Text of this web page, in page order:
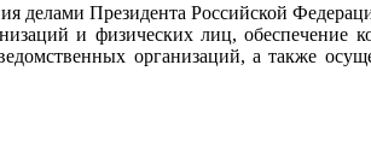
делами Президента Российской
и физических лиц, обеспечение
организаций, а также